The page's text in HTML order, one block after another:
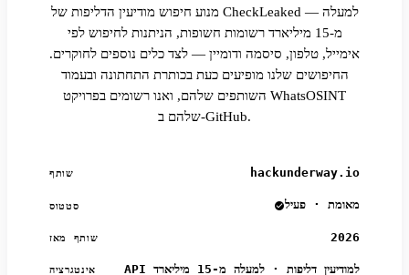
מנוע חיפוש מודיעין הדליפות של CheckLeaked — למעלה
מ-15 מיליארד רשומות חשופות, הניתנות לחיפוש לפי
אימייל, טלפון, סיסמה ודומיין — לצד כלים נוספים לחוקרים.
החיפושים שלנו מופיעים כעת בכותרת התחתונה ובעמוד
השותפים שלהם, ואנו רשומים בפרויקט WhatsOSINT
שלהם ב-GitHub.
שותף hackunderway.io
סטטוס מאומת · פעיל
שותף מאז 2026
אינטגרציה
API למודיעין דליפות · למעלה מ-15 מיליארד